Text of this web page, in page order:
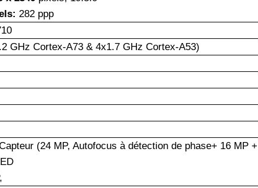
282 ppp
GHz Cortex-A73 & 4x1.7 GHz Cortex-A53)
(24 MP, Autofocus à détection de phase+ 16 MP +